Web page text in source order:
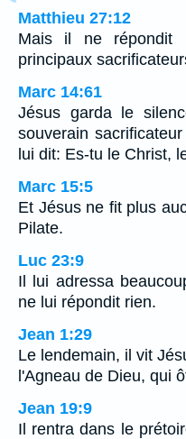
Matthieu 27:12
Mais il ne répondit
principaux
Marc 14:61
Jésus garda le
souverain
lui dit: Es-tu le Christ,
Marc 15:5
Et Jésus ne fit plus
Pilate.
Luc 23:9
Il lui adressa
ne lui répondit rien.
Jean 1:29
Le lendemain, il vit
l'Agneau de Dieu, qui
Jean 19:9
Il rentra dans le